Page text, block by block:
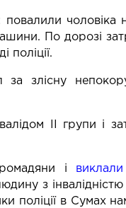
повалили
По дорозі
поліції.
за злісну
ІІ групи і
і
з
поліції в Сумах